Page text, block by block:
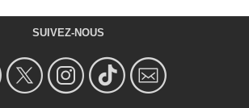
SUIVEZ-NOUS